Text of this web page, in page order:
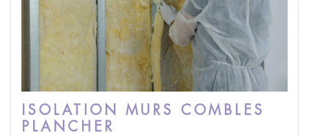
ISOLATION MURS COMBLES
PLANCHER